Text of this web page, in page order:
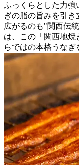
ふっくらとした力強
ぎの脂の旨みを引
広がるのも"関西伝
は、この「関西地
らではの本格うなぎ